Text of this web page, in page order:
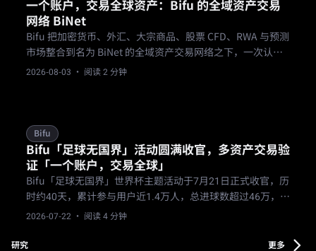
一个账户，交易全球资产：Bifu 的全域资产交易
网络 BiNet
Bifu 把加密货币、外汇、大宗商品、股票 CFD、RWA 与预测
市场整合到名为 BiNet 的全域资产交易网络之下，一次认
证、一个账户、一笔资金进入全部市场。
2026-08-03 · 阅读 2 分钟
Bifu
Bifu「足球无国界」活动圆满收官，多资产交易验
证「一个账户，交易全球」
Bifu「足球无国界」世界杯主题活动于7月21日正式收官，历
时约40天，累计参与用户近1.4万人，总进球数超过46万，外
汇等非加密资产交易规模显著，验证了「一个账户，交易全
2026-07-22 · 阅读 4 分钟
研究 更多